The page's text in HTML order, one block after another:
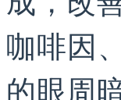
咖啡因
的眼周